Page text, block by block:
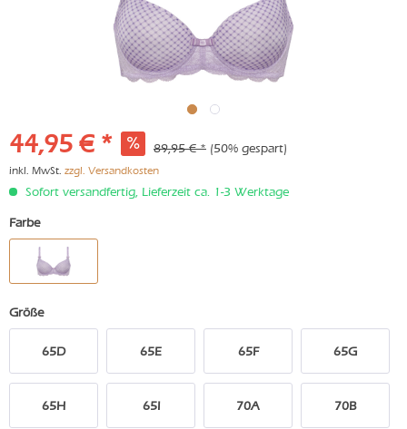
44,95 € * 89,95 € * (50% gespart)
inkl. MwSt. zzgl. Versandkosten
Sofort versandfertig, Lieferzeit ca. 1-3 Werktage
Farbe
Größe
65D 65E 65F 65G
65H 65I 70A 70B